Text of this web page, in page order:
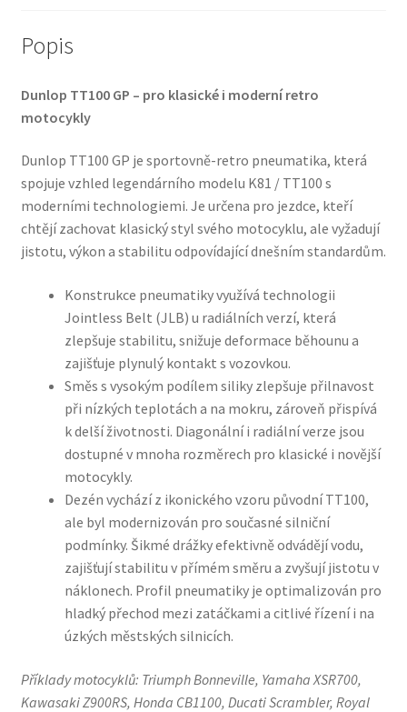
Popis
Dunlop TT100 GP – pro klasické i moderní retro
motocykly
Dunlop TT100 GP je sportovně-retro pneumatika, která
spojuje vzhled legendárního modelu K81 / TT100 s
moderními technologiemi. Je určena pro jezdce, kteří
chtějí zachovat klasický styl svého motocyklu, ale vyžadují
jistotu, výkon a stabilitu odpovídající dnešním standardům.
Konstrukce pneumatiky využívá technologii
Jointless Belt (JLB) u radiálních verzí, která
zlepšuje stabilitu, snižuje deformace běhounu a
zajišťuje plynulý kontakt s vozovkou.
Směs s vysokým podílem siliky zlepšuje přilnavost
při nízkých teplotách a na mokru, zároveň přispívá
k delší životnosti. Diagonální i radiální verze jsou
dostupné v mnoha rozměrech pro klasické i novější
motocykly.
Dezén vychází z ikonického vzoru původní TT100,
ale byl modernizován pro současné silniční
podmínky. Šikmé drážky efektivně odvádějí vodu,
zajišťují stabilitu v přímém směru a zvyšují jistotu v
náklonech. Profil pneumatiky je optimalizován pro
hladký přechod mezi zatáčkami a citlivé řízení i na
úzkých městských silnicích.
Příklady motocyklů: Triumph Bonneville, Yamaha XSR700,
Kawasaki Z900RS, Honda CB1100, Ducati Scrambler, Royal